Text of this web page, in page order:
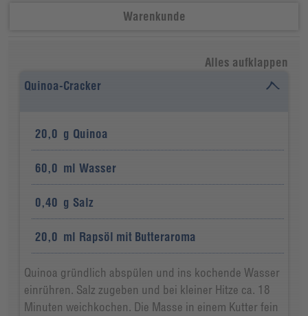
Warenkunde
Alles aufklappen
Quinoa-Cracker
20,0 g Quinoa
60,0 ml Wasser
0,40 g Salz
20,0 ml Rapsöl mit Butteraroma
Quinoa gründlich abspülen und ins kochende Wasser
einrühren. Salz zugeben und bei kleiner Hitze ca. 18
Minuten weichkochen. Die Masse in einem Kutter fein